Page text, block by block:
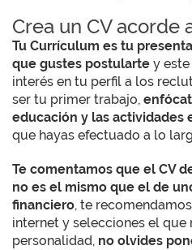
Crea un CV acorde
Tu Currículum es tu
que gustes postularte y
interés en tu perfil a los
ser tu primer trabajo,
educación y las actividades
que hayas efectuado a lo
Te comentamos que el CV
no es el mismo que el de
financiero, te
internet y selecciones el que
personalidad, no olvides